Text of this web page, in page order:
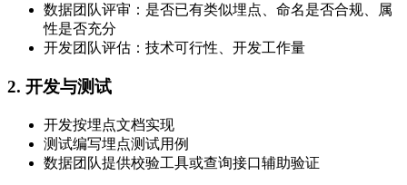
数据团队评审：是否已有类似埋点、命名是否合规、属
性是否充分
开发团队评估：技术可行性、开发工作量
2. 开发与测试
开发按埋点文档实现
测试编写埋点测试用例
数据团队提供校验工具或查询接口辅助验证